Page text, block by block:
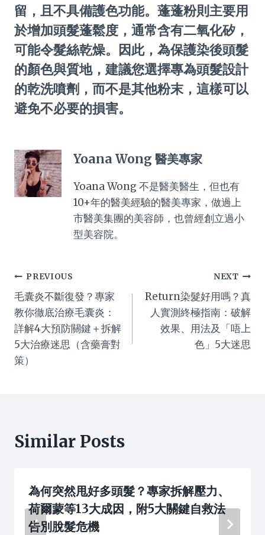
留，且不具備護色功能。蓬蓬粉則主要用
於增加頭髮蓬鬆度，通常含有二氧化矽，
可能令髮絲乾燥。因此，為保護染後頭髮
的顏色與質地，建議您選擇專為頭髮設計
的乾洗噴劑，而不是其他粉末，這樣可以
避免不必要的損害。
Yoana Wong 醫美專家
Yoana Wong 不是醫美醫生，但也有
10+年的醫美經驗的醫美專家，做過上
市醫美集團的美容師，也曾經創立過小
型美容院。
Post
navigation
PREVIOUS
毛囊炎不斷復發？專家
教你徹底治療毛囊炎：
詳解4大預防關鍵＋拆解
5大治療迷思（含藥膏對
策）
NEXT
Return染髮好用嗎？真
人實測終極指南：破解
效果、用法及「唔上
色」5大迷思
Similar Posts
為何突然甩好多頭髮？專家拆解壓力、
荷爾蒙等13大成因，附5大關鍵自救法
告別脫髮危機